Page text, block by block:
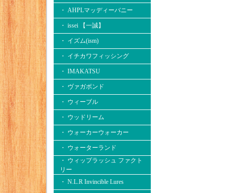
・ AHPLマッディーバニー
・ issei 【一誠】
・ イズム(ism)
・ イチカワフィッシング
・ IMAKATSU
・ ヴァガボンド
・ ウィーブル
・ ウッドリーム
・ ウォーカーウォーカー
・ ウォーターランド
・ ウィップラッシュ ファクト
リー
・ N.L.R Invincible Lures